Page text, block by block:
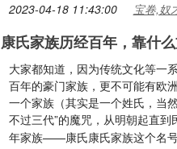
2023-04-18 11:43:00 宝卷,奴
康氏家族历经百年，靠什
大家都知道，因为传统文化等一
百年的豪门家族，更不可能有欧
一个家族（其实是一个姓氏，当
不过三代”的魔咒，从明朝起直
年家族——康氏康氏家族这个名